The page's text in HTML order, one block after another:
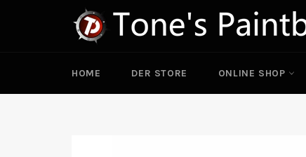
HOME DER STORE ONLINE SHOP